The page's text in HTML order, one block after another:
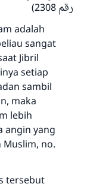
رقم 2308)
adalah
sangat
Jibril
setiap
sambil
maka
lebih
angin yang
Muslim, no.
tersebut